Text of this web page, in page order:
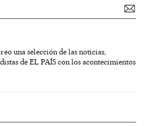
una selección de las noticias,
de EL PAÍS con los acontecimientos